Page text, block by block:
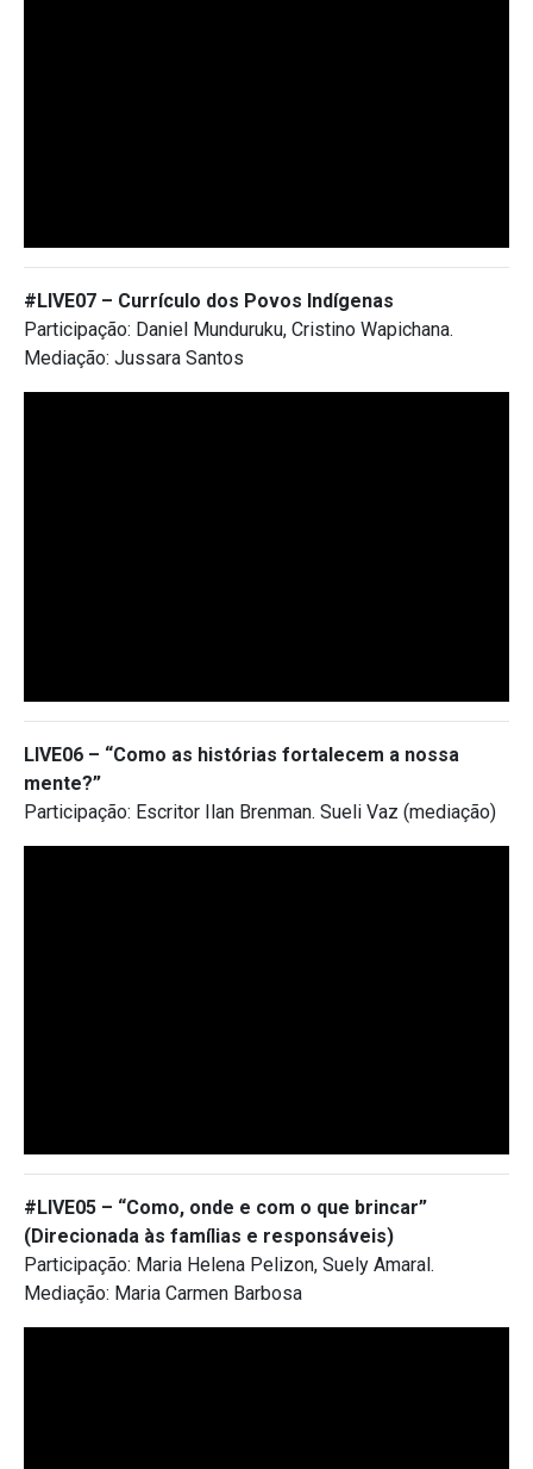
#LIVE07 – Currículo dos Povos Indígenas
Participação: Daniel Munduruku, Cristino Wapichana.
Mediação: Jussara Santos
LIVE06 – “Como as histórias fortalecem a nossa
mente?”
Participação: Escritor Ilan Brenman. Sueli Vaz (mediação)
#LIVE05 – “Como, onde e com o que brincar”
(Direcionada às famílias e responsáveis)
Participação: Maria Helena Pelizon, Suely Amaral.
Mediação: Maria Carmen Barbosa